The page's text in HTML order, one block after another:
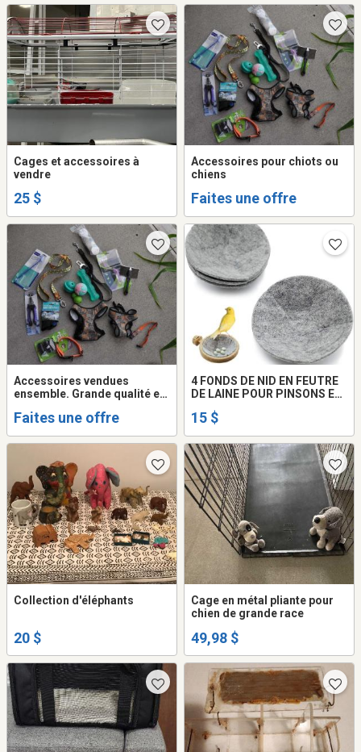
Cages et accessoires à
vendre
25 $
Accessoires pour chiots ou
chiens
Faites une offre
Accessoires vendues
ensemble. Grande qualité et
Faites une offre
4 FONDS DE NID EN FEUTRE
DE LAINE POUR PINSONS ET
15 $
Collection d'éléphants
20 $
Cage en métal pliante pour
chien de grande race
49,98 $